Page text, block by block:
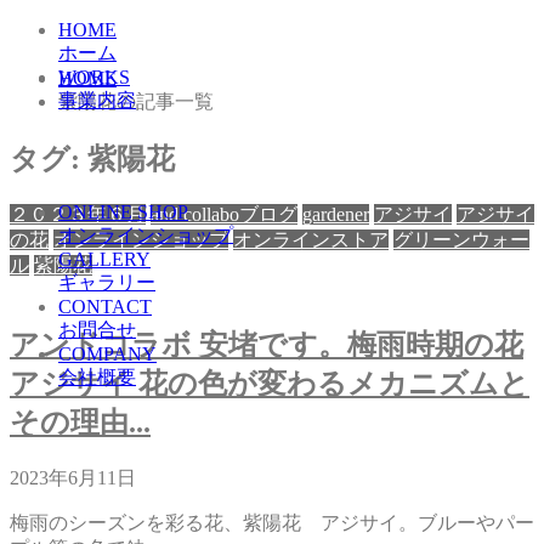
HOME
ホーム
WORKS
事業内容
ONLINE SHOP
オンラインショップ
GALLERY
ギャラリー
CONTACT
お問合せ
COMPANY
会社概要
HOME
紫陽花の記事一覧
タグ: 紫陽花
２０２３年６月 and collaboブログ gardener アジサイ アジサイ
の花 オンラインショップ オンラインストア グリーンウォー
ル 紫陽花
アンドコラボ 安堵です。梅雨時期の花
アジサイ 花の色が変わるメカニズムと
その理由...
2023年6月11日
梅雨のシーズンを彩る花、紫陽花 アジサイ。ブルーやパー